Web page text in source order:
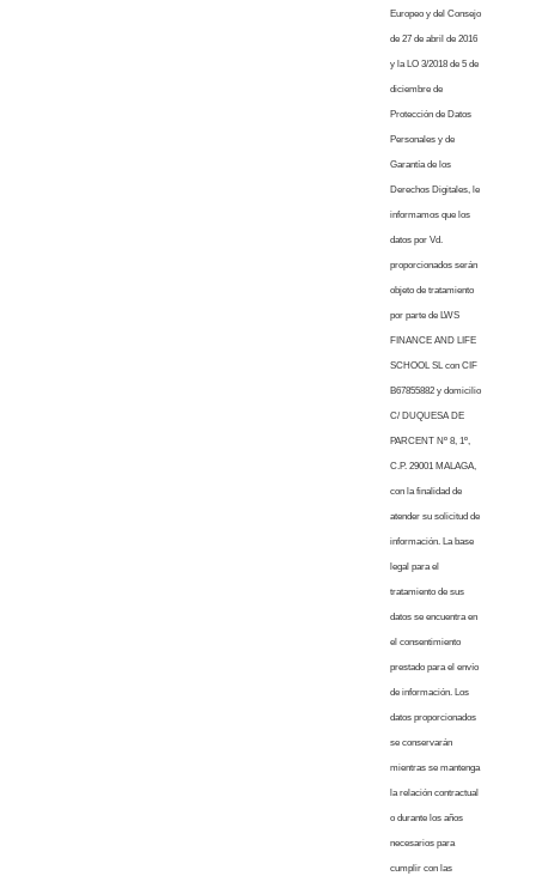
Europeo y del Consejo
de 27 de abril de 2016
y la LO 3/2018 de 5 de
diciembre de
Protección de Datos
Personales y de
Garantía de los
Derechos Digitales, le
informamos que los
datos por Vd.
proporcionados serán
objeto de tratamiento
por parte de LWS
FINANCE AND LIFE
SCHOOL SL con CIF
B67855882 y domicilio
C/ DUQUESA DE
PARCENT Nº 8, 1º,
C.P. 29001 MALAGA,
con la finalidad de
atender su solicitud de
información. La base
legal para el
tratamiento de sus
datos se encuentra en
el consentimiento
prestado para el envío
de información. Los
datos proporcionados
se conservarán
mientras se mantenga
la relación contractual
o durante los años
necesarios para
cumplir con las